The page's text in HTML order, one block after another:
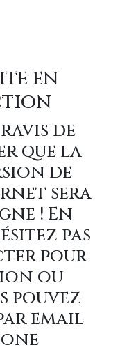
en
de
que la
de
sera
! En
pas
pour
ou
pouvez
email